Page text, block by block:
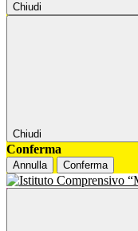
Chiudi
Chiudi
Conferma
Annulla Conferma